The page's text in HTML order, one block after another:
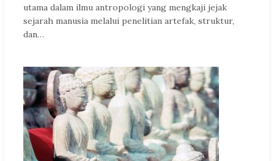
utama dalam ilmu antropologi yang mengkaji jejak
sejarah manusia melalui penelitian artefak, struktur,
dan…